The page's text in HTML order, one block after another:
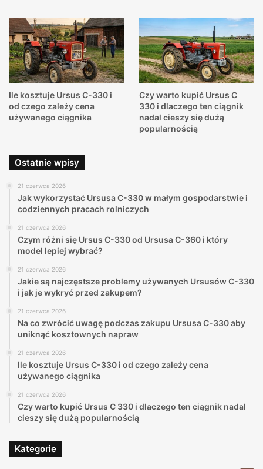
Ile kosztuje Ursus C-330 i
od czego zależy cena
używanego ciągnika
Czy warto kupić Ursus C
330 i dlaczego ten ciągnik
nadal cieszy się dużą
popularnością
Ostatnie wpisy
21 czerwca 2026
Jak wykorzystać Ursusa C-330 w małym gospodarstwie i
codziennych pracach rolniczych
21 czerwca 2026
Czym różni się Ursus C-330 od Ursusa C-360 i który
model lepiej wybrać?
21 czerwca 2026
Jakie są najczęstsze problemy używanych Ursusów C-330
i jak je wykryć przed zakupem?
21 czerwca 2026
Na co zwrócić uwagę podczas zakupu Ursusa C-330 aby
uniknąć kosztownych napraw
21 czerwca 2026
Ile kosztuje Ursus C-330 i od czego zależy cena
używanego ciągnika
21 czerwca 2026
Czy warto kupić Ursus C 330 i dlaczego ten ciągnik nadal
cieszy się dużą popularnością
Kategorie